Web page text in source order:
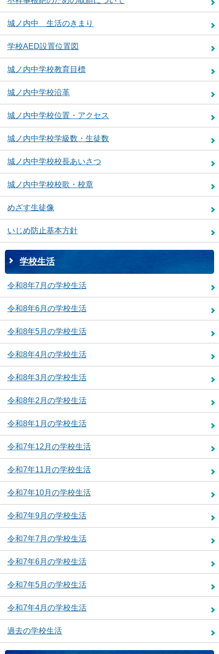
城ノ内中 生活のきまり
学校AED設置位置図
城ノ内中学校教育目標
城ノ内中学校沿革
城ノ内中学校位置・アクセス
城ノ内中学校学級数・生徒数
城ノ内中学校校長あいさつ
城ノ内中学校校歌・校章
めざす生徒像
いじめ防止基本方針
学校生活
令和8年7月の学校生活
令和8年6月の学校生活
令和8年5月の学校生活
令和8年4月の学校生活
令和8年3月の学校生活
令和8年2月の学校生活
令和8年1月の学校生活
令和7年12月の学校生活
令和7年11月の学校生活
令和7年10月の学校生活
令和7年9月の学校生活
令和7年7月の学校生活
令和7年6月の学校生活
令和7年5月の学校生活
令和7年4月の学校生活
過去の学校生活